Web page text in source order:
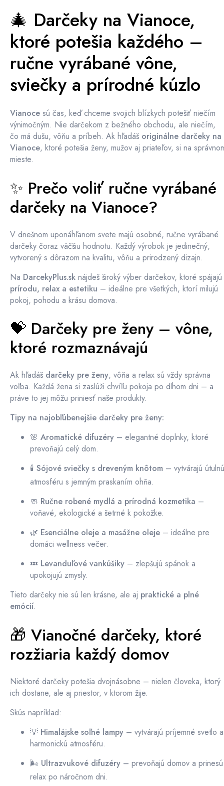
🎄 Darčeky na Vianoce,
ktoré potešia každého –
ručne vyrábané vône,
sviečky a prírodné kúzlo
Vianoce sú čas, keď chceme svojich blízkych potešiť niečím
výnimočným. Nie darčekom z bežného obchodu, ale niečím,
čo má dušu, vôňu a príbeh. Ak hľadáš originálne darčeky na
Vianoce, ktoré potešia ženy, mužov aj priateľov, si na
mieste.
✨ Prečo voliť ručne vyrábané
darčeky na Vianoce?
V dnešnom uponáhľanom svete majú osobné, ručne vyrábané
darčeky čoraz väčšiu hodnotu. Každý výrobok je jedinečný,
vytvorený s dôrazom na kvalitu, vôňu a prirodzený dizajn.
Na DarcekyPlus.sk nájdeš široký výber darčekov, ktoré spájajú
prírodu, relax a estetiku – ideálne pre všetkých, ktorí milujú
pokoj, pohodu a krásu domova.
💝 Darčeky pre ženy – vône,
ktoré rozmaznávajú
Ak hľadáš darčeky pre ženy, vôňa a relax sú vždy správna
voľba. Každá žena si zaslúži chvíľu pokoja po dlhom dni – a
práve to jej môžu priniesť naše produkty.
Tipy na najobľúbenejšie darčeky pre ženy:
🌸 Aromatické difuzéry – elegantné doplnky, ktoré
prevoňajú celý dom.
🕯️ Sójové sviečky s dreveným knôtom – vytvárajú útulnú
atmosféru s jemným praskaním ohňa.
🧼 Ručne robené mydlá a prírodná kozmetika –
voňavé, ekologické a šetrné k pokožke.
🌿 Esenciálne oleje a masážne oleje – ideálne pre
domáci wellness večer.
💤 Levanduľové vankúšiky – zlepšujú spánok a
upokojujú zmysly.
Tieto darčeky nie sú len krásne, ale aj praktické a plné
emócií.
🎁 Vianočné darčeky, ktoré
rozžiaria každý domov
Niektoré darčeky potešia dvojnásobne – nielen človeka, ktorý
ich dostane, ale aj priestor, v ktorom žije.
Skús napríklad:
💡 Himalájske soľné lampy – vytvárajú príjemné svetlo a
harmonickú atmosféru.
🌬️ Ultrazvukové difuzéry – prevoňajú domov a prinesú
relax po náročnom dni.